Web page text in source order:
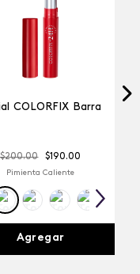
COLORFIX Barra
$200.00 $190.00
Pimienta Caliente
Agregar